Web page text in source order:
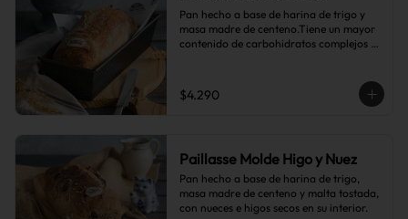
Pan hecho a base de harina de trigo y
masa madre de centeno.Tiene un mayor
contenido de carbohidratos complejos
$4.290
Paillasse Molde Higo y Nuez
Pan hecho a base de harina de trigo,
masa madre de centeno y malta tostada,
con nueces e higos secos en su interior.